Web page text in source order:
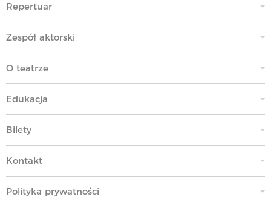
Repertuar
Zespół aktorski
O teatrze
Edukacja
Bilety
Kontakt
Polityka prywatności